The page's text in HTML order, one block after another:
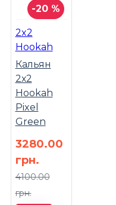
-20 %
2x2
Hookah
Кальян
2х2
Hookah
Pixel
Green
3280.00
грн.
4100.00
грн.